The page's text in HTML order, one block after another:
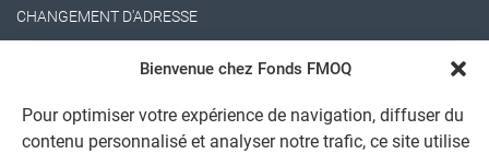
Bienvenue chez Fonds FMOQ
Pour optimiser votre expérience de navigation, diffuser du
contenu personnalisé et analyser notre trafic, ce site utilise
CHANGEMENT D'ADRESSE